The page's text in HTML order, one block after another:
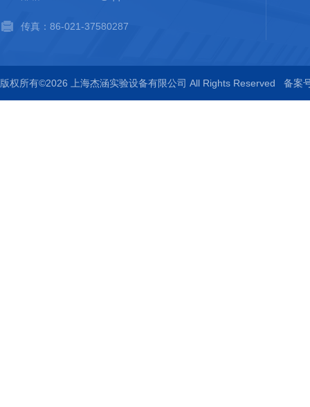
传真：86-021-37580287
版权所有©2026 上海杰涵实验设备有限公司 All Rights Reserved 备案